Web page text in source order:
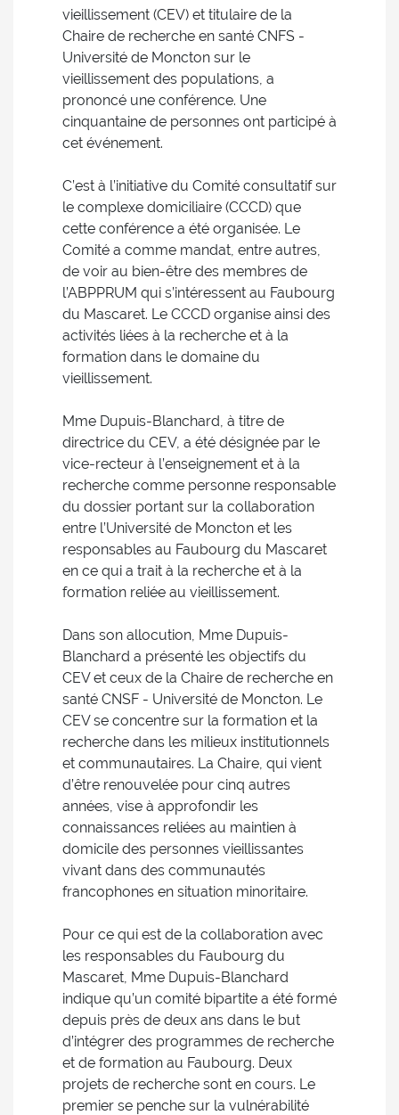
vieillissement (CEV) et titulaire de la
Chaire de recherche en santé CNFS -
Université de Moncton sur le
vieillissement des populations, a
prononcé une conférence. Une
cinquantaine de personnes ont participé à
cet événement.
C’est à l’initiative du Comité consultatif sur
le complexe domiciliaire (CCCD) que
cette conférence a été organisée. Le
Comité a comme mandat, entre autres,
de voir au bien-être des membres de
l’ABPPRUM qui s’intéressent au Faubourg
du Mascaret. Le CCCD organise ainsi des
activités liées à la recherche et à la
formation dans le domaine du
vieillissement.
Mme Dupuis-Blanchard, à titre de
directrice du CEV, a été désignée par le
vice-recteur à l’enseignement et à la
recherche comme personne responsable
du dossier portant sur la collaboration
entre l’Université de Moncton et les
responsables au Faubourg du Mascaret
en ce qui a trait à la recherche et à la
formation reliée au vieillissement.
Dans son allocution, Mme Dupuis-
Blanchard a présenté les objectifs du
CEV et ceux de la Chaire de recherche en
santé CNSF - Université de Moncton. Le
CEV se concentre sur la formation et la
recherche dans les milieux institutionnels
et communautaires. La Chaire, qui vient
d’être renouvelée pour cinq autres
années, vise à approfondir les
connaissances reliées au maintien à
domicile des personnes vieillissantes
vivant dans des communautés
francophones en situation minoritaire.
Pour ce qui est de la collaboration avec
les responsables du Faubourg du
Mascaret, Mme Dupuis-Blanchard
indique qu’un comité bipartite a été formé
depuis près de deux ans dans le but
d’intégrer des programmes de recherche
et de formation au Faubourg. Deux
projets de recherche sont en cours. Le
premier se penche sur la vulnérabilité